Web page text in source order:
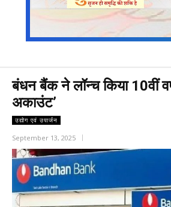
बंधन बैंक ने लॉन्च किया 10वीं
अकाउंट’
उद्योग एवं उपार्जन
September 13, 2025